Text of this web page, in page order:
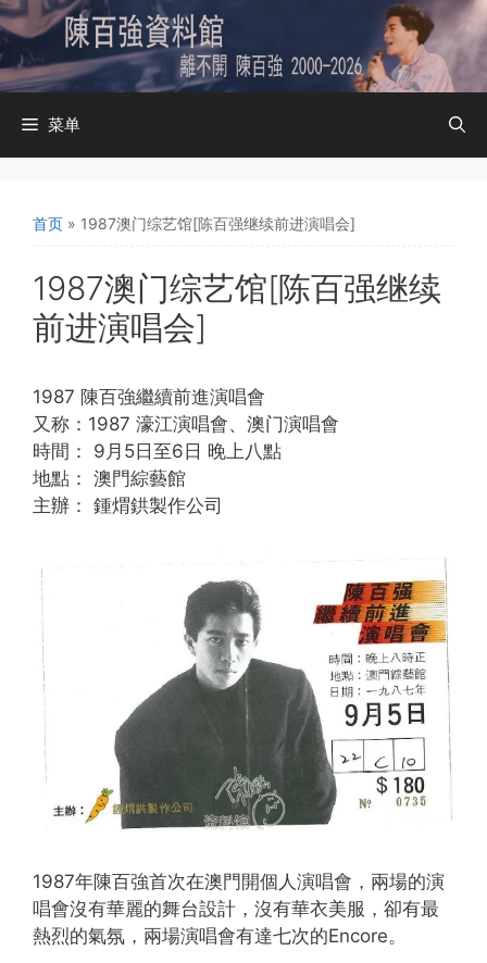
跳
至
内
容
菜单
首页 » 1987澳门综艺馆[陈百强继续前进演唱会]
1987澳门综艺馆[陈百强继续
前进演唱会]
1987 陳百強繼續前進演唱會
又称：1987 濠江演唱會、澳门演唱會
時間： 9月5日至6日 晚上八點
地點： 澳門綜藝館
主辦： 鍾煟鉷製作公司
1987年陳百強首次在澳門開個人演唱會，兩場的演
唱會沒有華麗的舞台設計，沒有華衣美服，卻有最
熱烈的氣氛，兩場演唱會有達七次的Encore。